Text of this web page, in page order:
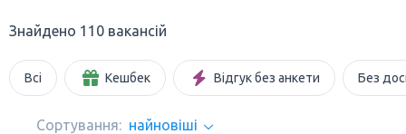
Знайдено 110 вакансій
Всі Кешбек Відгук без анкети Без
Сортування: найновіші